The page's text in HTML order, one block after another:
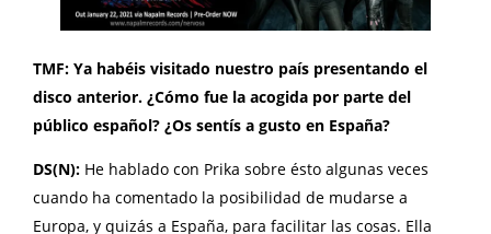
TMF: Ya habéis visitado nuestro país presentando el
disco anterior. ¿Cómo fue la acogida por parte del
público español? ¿Os sentís a gusto en España?
DS(N): He hablado con Prika sobre ésto algunas veces
cuando ha comentado la posibilidad de mudarse a
Europa, y quizás a España, para facilitar las cosas. Ella